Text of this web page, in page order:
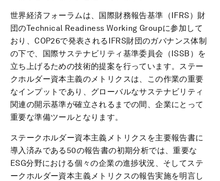
世界経済フォーラムは、国際財務報告基準（IFRS）財
団のTechnical Readiness Working Groupに参加して
おり、COP26で発表されるIFRS財団のガバナンス体制
の下で、国際サステナビリティ基準委員会（ISSB）を
立ち上げるための技術的提案を行っています。ステー
クホルダー資本主義のメトリクスは、この作業の重要
なインプットであり、グローバルなサステナビリティ
関連の開示基準が確立されるまでの間、企業にとって
重要な準備ツールとなります。
ステークホルダー資本主義メトリクスを主要報告書に
導入済みである50の報告書の初期分析では、重要な
ESG分野における個々の企業の進捗状況、そしてステ
ークホルダー資本主義メトリクスの報告実施を明言し